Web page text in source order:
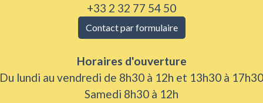
+33 2 32 77 54 50
Contact par formulaire
Horaires d'ouverture
Du lundi au vendredi de 8h30 à 12h et 13h30 à 17h30
Samedi 8h30 à 12h